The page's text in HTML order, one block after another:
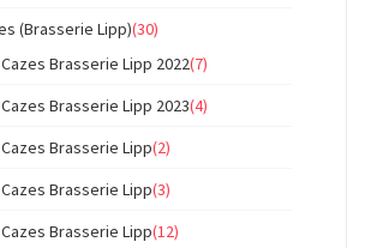
(Brasserie Lipp)(30)
Brasserie Lipp 2022(7)
Brasserie Lipp 2023(4)
Brasserie Lipp(2)
Brasserie Lipp(3)
Brasserie Lipp(12)